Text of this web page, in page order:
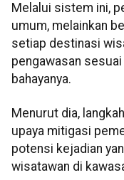
Melalui sistem ini,
umum, melainkan
setiap destinasi
pengawasan
bahayanya.
Menurut dia,
upaya mitigasi
potensi kejadian
wisatawan di